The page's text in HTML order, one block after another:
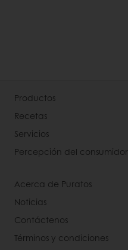
Productos
Recetas
Servicios
Percepción del consumidor
Acerca de Puratos
Noticias
Contáctenos
Términos y condiciones